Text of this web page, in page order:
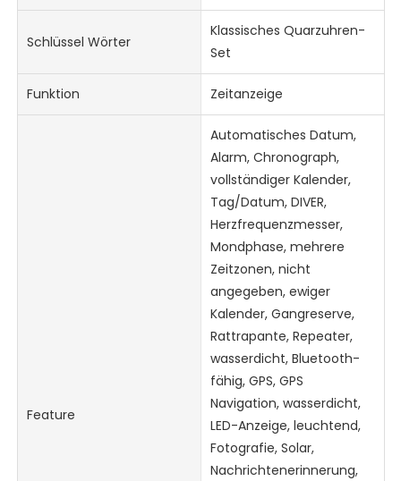
Schlüssel Wörter
Klassisches Quarzuhren-
Set
Funktion Zeitanzeige
Feature
Automatisches Datum,
Alarm, Chronograph,
vollständiger Kalender,
Tag/Datum, DIVER,
Herzfrequenzmesser,
Mondphase, mehrere
Zeitzonen, nicht
angegeben, ewiger
Kalender, Gangreserve,
Rattrapante, Repeater,
wasserdicht, Bluetooth-
fähig, GPS, GPS
Navigation, wasserdicht,
LED-Anzeige, leuchtend,
Fotografie, Solar,
Nachrichtenerinnerung,